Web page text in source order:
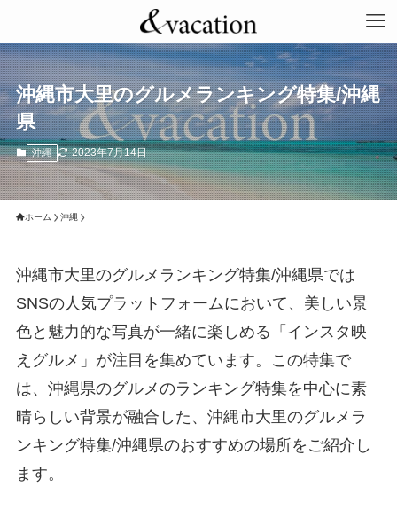
沖縄市大里のグルメランキング特集/沖縄
県
沖縄 2023年7月14日
ホーム 沖縄
沖縄市大里のグルメランキング特集/沖縄県では
SNSの人気プラットフォームにおいて、美しい景
色と魅力的な写真が一緒に楽しめる「インスタ映
えグルメ」が注目を集めています。この特集で
は、沖縄県のグルメのランキング特集を中心に素
晴らしい背景が融合した、沖縄市大里のグルメラ
ンキング特集/沖縄県のおすすめの場所をご紹介し
ます。